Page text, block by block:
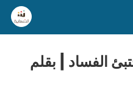
الفساد | بقلم